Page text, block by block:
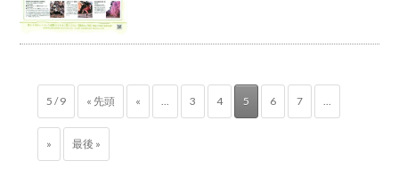
5 / 9 « 先頭 « 3 4 5 6 7
» 最後 »